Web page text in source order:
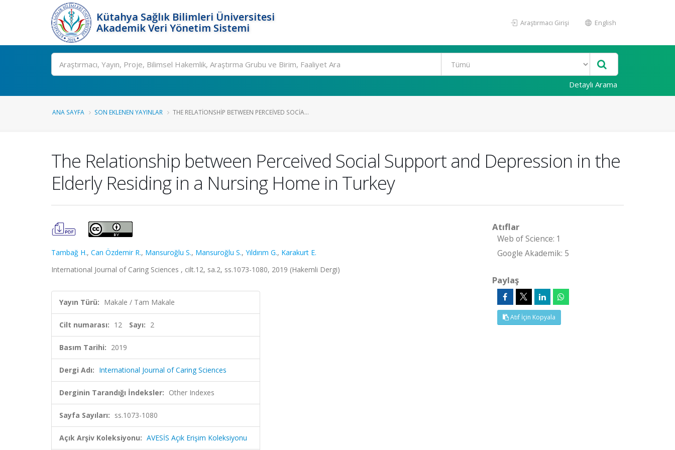
Kütahya Sağlık Bilimleri Üniversitesi
Akademik Veri Yönetim Sistemi
Araştırmacı Girişi English
Ara
Detaylı Arama
ANA SAYFA SON EKLENEN YAYINLAR THE RELATIONSHIP BETWEEN PERCEIVED SOCIA...
The Relationship between Perceived Social Support and Depression in the
Elderly Residing in a Nursing Home in Turkey
Tambağ H., Can Özdemir R., Mansuroğlu S., Mansuroğlu S., Yıldırım G., Karakurt E.
International Journal of Caring Sciences , cilt.12, sa.2, ss.1073-1080, 2019 (Hakemli Dergi)
Yayın Türü: Makale / Tam Makale
Cilt numarası: 12 Sayı: 2
Basım Tarihi: 2019
Dergi Adı: International Journal of Caring Sciences
Derginin Tarandığı İndeksler: Other Indexes
Sayfa Sayıları: ss.1073-1080
Açık Arşiv Koleksiyonu: AVESİS Açık Erişim Koleksiyonu
Atıflar
Web of Science: 1
Google Akademik: 5
Paylaş
Atıf İçin Kopyala